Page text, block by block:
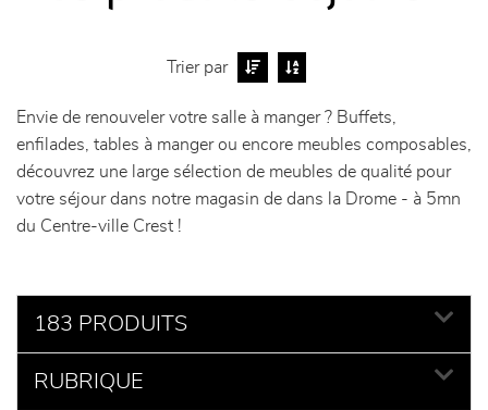
meubles de complément
chambres et dressing
literie
Trier par
Envie de renouveler votre salle à manger ? Buffets,
enfilades, tables à manger ou encore meubles composables,
découvrez une large sélection de meubles de qualité pour
votre séjour dans notre magasin de dans la Drome - à 5mn
du Centre-ville Crest !
183 PRODUITS
RUBRIQUE